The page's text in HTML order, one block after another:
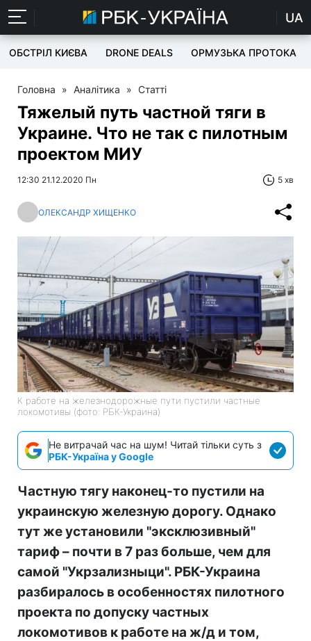
UA
ОБСТРІЛ КИЄВА DRONE DEALS ОРМУЗЬКА ПРОТОКА
Головна » Аналітика » Статті
Тяжелый путь частной тяги в
Украине. Что не так с пилотным
проектом МИУ
12:30 21.12.2020 Пн 5 хв
ОЛЕКСАНДР ХИЩЕНКО
К работе на железнодорожные пути пустили частные
локомотивы (фото: РБК-Украина)
Не витрачай час на шум! Читай тільки суть з
РБК-Україна у Google
Частную тягу наконец-то пустили на
украинскую железную дорогу. Однако
тут же установили "эксклюзивный"
тариф – почти в 7 раз больше, чем для
самой "Укрзализныци". РБК-Украина
разбиралось в особенностях пилотного
проекта по допуску частных
локомотивов к работе на ж/д и том,